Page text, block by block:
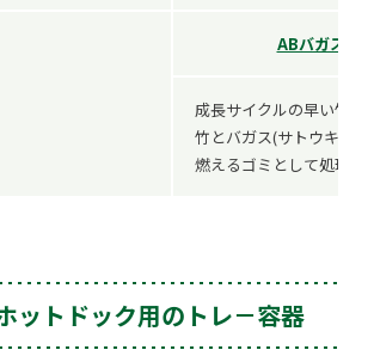
ABバガス ラ
成長サイクルの早い竹を
竹とバガス(サトウキビ
燃えるゴミとして処理で
ットドック用のトレ－容器